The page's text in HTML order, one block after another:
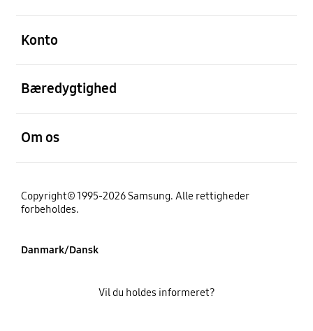
Konto
Bæredygtighed
Om os
Copyright© 1995-2026 Samsung. Alle rettigheder
forbeholdes.
Danmark/Dansk
Vil du holdes informeret?